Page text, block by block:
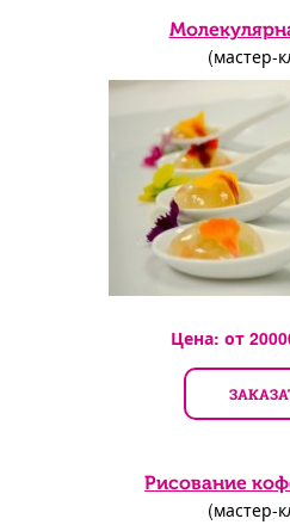
(мастер-
Цена: от
Рисование
(мастер-